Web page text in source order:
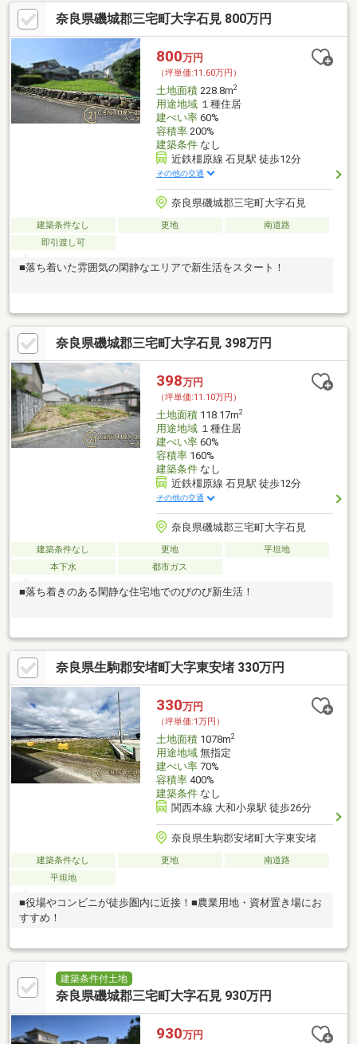
奈良県磯城郡三宅町大字石見 800万円
800万円
（坪単価:11.60万円）
土地面積228.8m2
用途地域１種住居
建ぺい率60%
容積率200%
建築条件なし
近鉄橿原線 石見駅 徒歩12分
その他の交通
奈良県磯城郡三宅町大字石見
建築条件なし 更地
南道路
即引渡し可
■落ち着いた雰囲気の閑静なエリアで新生活をスタート！
奈良県磯城郡三宅町大字石見 398万円
398万円
（坪単価:11.10万円）
土地面積118.17m2
用途地域１種住居
建ぺい率60%
容積率160%
建築条件なし
近鉄橿原線 石見駅 徒歩12分
その他の交通
奈良県磯城郡三宅町大字石見
建築条件なし 更地
平坦地
本下水
都市ガス
■落ち着きのある閑静な住宅地でのびのび新生活！
奈良県生駒郡安堵町大字東安堵 330万円
330万円
（坪単価:1万円）
土地面積1078m2
用途地域無指定
建ぺい率70%
容積率400%
建築条件なし
関西本線 大和小泉駅 徒歩26分
奈良県生駒郡安堵町大字東安堵
建築条件なし 更地
南道路
平坦地
■役場やコンビニが徒歩圏内に近接！■農業用地・資材置き場にお
すすめ！
建築条件付土地
奈良県磯城郡三宅町大字石見 930万円
930万円